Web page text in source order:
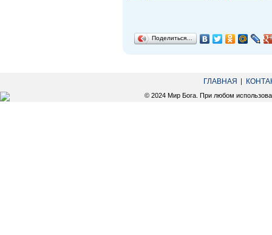
Поделиться…
ГЛАВНАЯ
© 2024 Мир Бога. При любом